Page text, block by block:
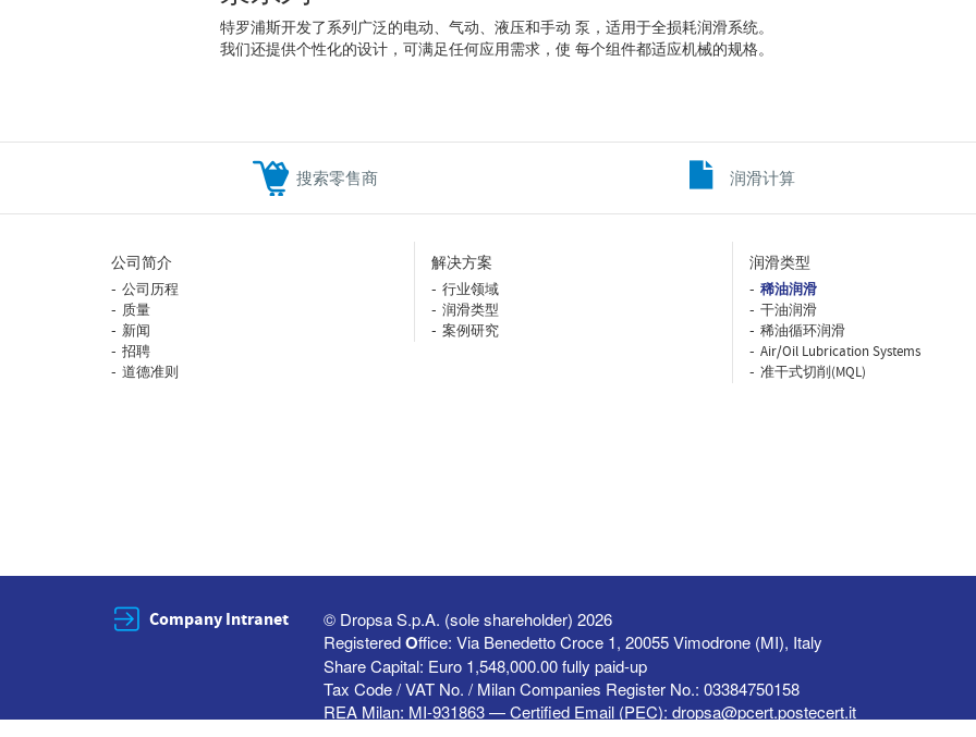
特罗浦斯开发了系列广泛的电动、气动、液压和手动 泵，适用于全损耗润滑系统。
我们还提供个性化的设计，可满足任何应用需求，使 每个组件都适应机械的规格。
搜索零售商 润滑计算
公司简介
公司历程
质量
新闻
招聘
道德准则
解决方案
行业领域
润滑类型
案例研究
润滑类型
稀油润滑
干油润滑
稀油循环润滑
Air/Oil Lubrication Systems
准干式切削(MQL)
Company Intranet
© Dropsa S.p.A. (sole shareholder) 2026
RegisteredOffice: Via Benedetto Croce 1, 20055 Vimodrone (MI), Italy
Share Capital: Euro 1,548,000.00 fully paid-up
Tax Code / VAT No. / Milan Companies Register No.: 03384750158
REA Milan: MI-931863 — Certified Email (PEC): dropsa@pcert.postecert.it